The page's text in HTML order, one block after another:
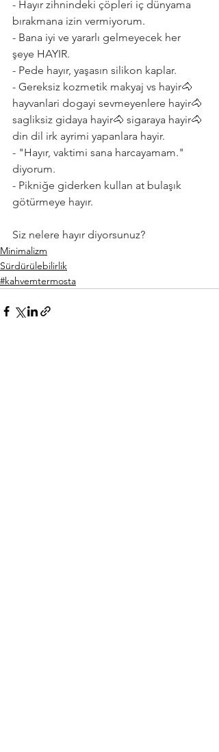
- Hayır zihnindeki çöpleri iç dünyama
bırakmana izin vermiyorum.
- Bana iyi ve yararlı gelmeyecek her
şeye HAYIR.
- Pede hayır, yaşasın silikon kaplar.
- Gereksiz kozmetik makyaj vs hayir🐴
hayvanlari dogayi sevmeyenlere hayir🐴
sagliksiz gidaya hayir🐴 sigaraya hayir🐴
din dil irk ayrimi yapanlara hayir.
- "Hayır, vaktimi sana harcayamam."
diyorum.
- Pikniğe giderken kullan at bulaşık
götürmeye hayır.
Siz nelere hayır diyorsunuz?
Minimalizm
Sürdürülebilirlik
#kahvemtermosta